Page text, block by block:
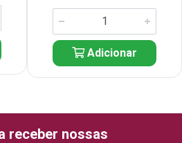
Adicionar
receber nossas